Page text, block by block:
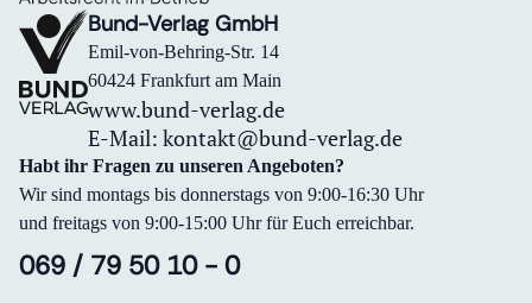
Bund-Verlag GmbH
Emil-von-Behring-Str. 14
60424 Frankfurt am Main
www.bund-verlag.de
E-Mail: kontakt@bund-verlag.de
Habt ihr Fragen zu unseren Angeboten?
Wir sind montags bis donnerstags von 9:00-16:30 Uhr
und freitags von 9:00-15:00 Uhr für Euch erreichbar.
069 / 79 50 10 - 0